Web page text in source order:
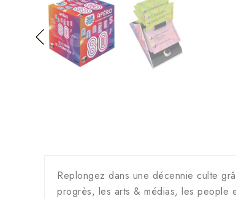
Replongez dans une décennie culte
progrès, les arts & médias, les people